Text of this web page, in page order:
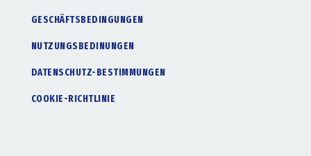
GESCHÄFTSBEDINGUNGEN
NUTZUNGSBEDINUNGEN
DATENSCHUTZ-BESTIMMUNGEN
COOKIE-RICHTLINIE